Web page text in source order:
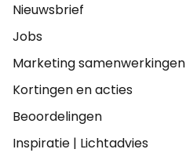
Nieuwsbrief
Jobs
Marketing samenwerkingen
Kortingen en acties
Beoordelingen
Inspiratie | Lichtadvies